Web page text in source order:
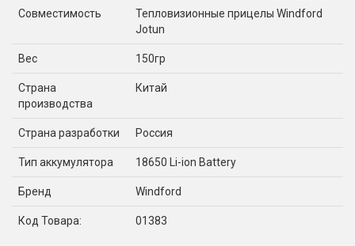
Совместимость
Тепловизионные прицелы Windford
Jotun
Вес 150гр
Страна
производства
Китай
Страна разработки Россия
Тип аккумулятора 18650 Li-ion Battery
Бренд Windford
Код Товара: 01383